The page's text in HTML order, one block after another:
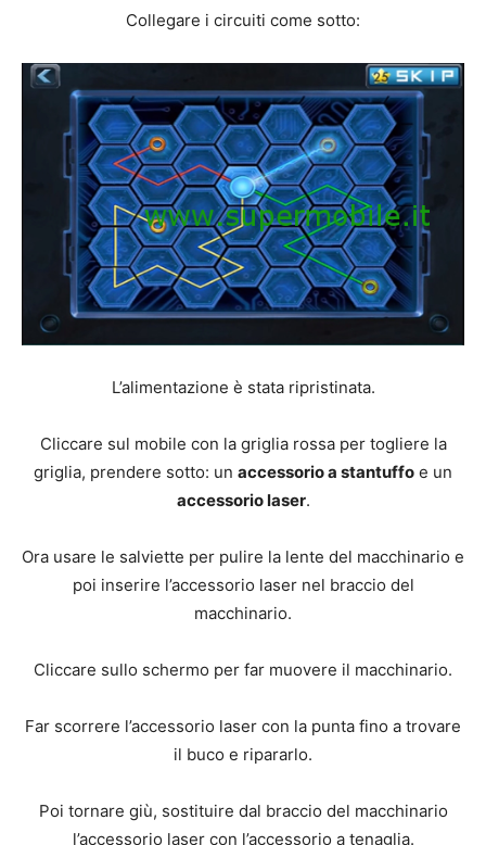
Collegare i circuiti come sotto:
L’alimentazione è stata ripristinata.
Cliccare sul mobile con la griglia rossa per togliere la
griglia, prendere sotto: un accessorio a stantuffo e un
accessorio laser.
Ora usare le salviette per pulire la lente del macchinario e
poi inserire l’accessorio laser nel braccio del
macchinario.
Cliccare sullo schermo per far muovere il macchinario.
Far scorrere l’accessorio laser con la punta fino a trovare
il buco e ripararlo.
Poi tornare giù, sostituire dal braccio del macchinario
l’accessorio laser con l’accessorio a tenaglia.